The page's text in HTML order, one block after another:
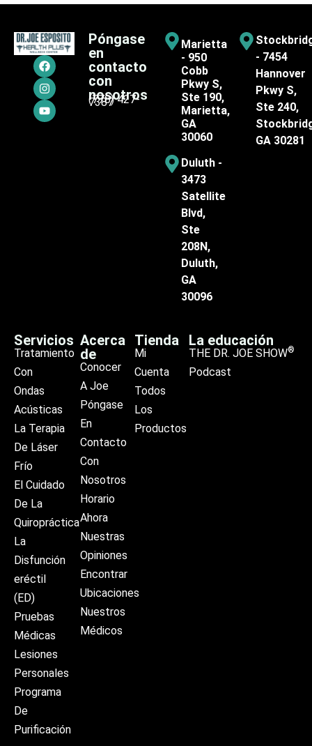
Póngase
en
contacto
con
nosotros
(770) 427-
7387
Marietta
- 950
Cobb
Pkwy S,
Ste 190,
Marietta,
GA
30060
Duluth -
3473
Satellite
Blvd,
Ste
208N,
Duluth,
GA
30096
- 7454
Hannover
Pkwy S,
Ste 240,
GA 30281
Servicios
Tratamiento
Con
Ondas
Acústicas
La Terapia
De Láser
Frío
El Cuidado
De La
Quiropráctica
La
Disfunción
eréctil
(ED)
Pruebas
Médicas
Lesiones
Personales
Programa
De
Purificación
Acerca
de
Conocer
A Joe
Póngase
En
Contacto
Con
Nosotros
Horario
Ahora
Nuestras
Opiniones
Encontrar
Ubicaciones
Nuestros
Médicos
Tienda
Mi
Cuenta
Todos
Los
Productos
La educación
THE DR. JOE SHOW®
Podcast